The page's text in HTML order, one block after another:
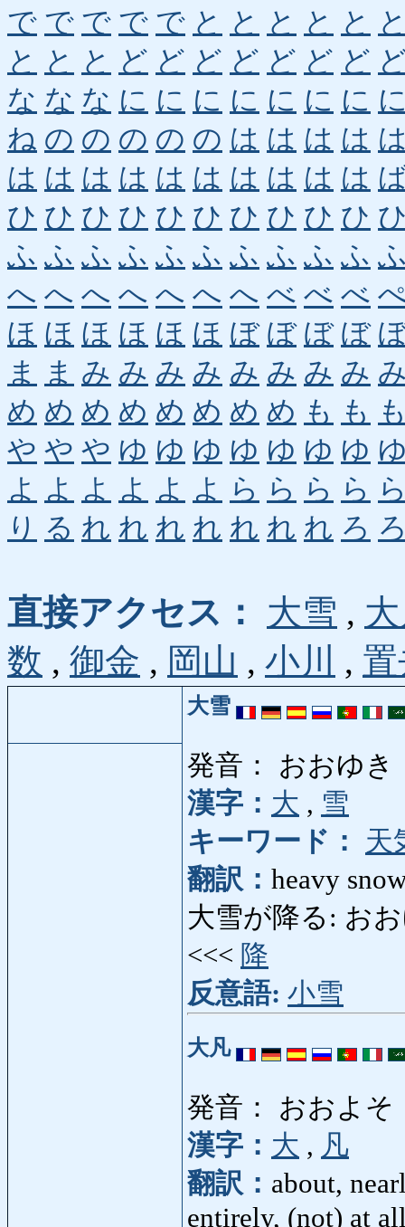
で で で で で と と と と と
と と と ど ど ど ど ど ど ど
な な な に に に に に に に
ね の の の の の は は は は
は は は は は は は は は は
ひ ひ ひ ひ ひ ひ ひ ひ ひ ひ
ふ ふ ふ ふ ふ ふ ふ ふ ふ ふ
へ へ へ へ へ へ へ べ べ べ
ほ ほ ほ ほ ほ ほ ぼ ぼ ぼ ぼ
ま
ま み み み み み み み み
め め め め め め め め も も
や や や ゆ ゆ ゆ ゆ ゆ ゆ ゆ
よ よ よ よ よ よ ら ら ら ら
り る れ れ れ れ れ れ れ ろ
直接アクセス： 大雪 ,
数 , 御金 , 岡山 , 小川 ,
大雪
発音： おおゆき
漢字： 大 , 雪
キーワード：
天
翻訳： heavy
大雪が降る: お
<<< 降
反意語: 小雪
大凡
発音： おおよそ
漢字： 大 , 凡
翻訳： about,
entirely, (not) at